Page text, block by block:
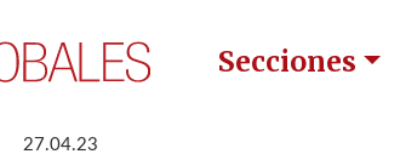
Secciones
27.04.23